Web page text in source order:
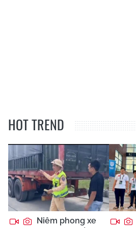
HOT TREND
Niêm phong xe